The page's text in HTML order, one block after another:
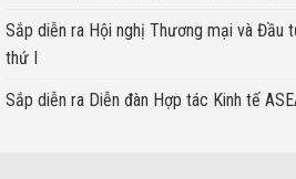
Sắp diễn ra Hội nghị Thương mại và Đầu
thứ I
Sắp diễn ra Diễn đàn Hợp tác Kinh tế